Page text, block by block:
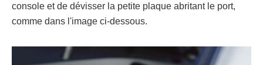
console et de dévisser la petite plaque abritant le port,
comme dans l'image ci-dessous.